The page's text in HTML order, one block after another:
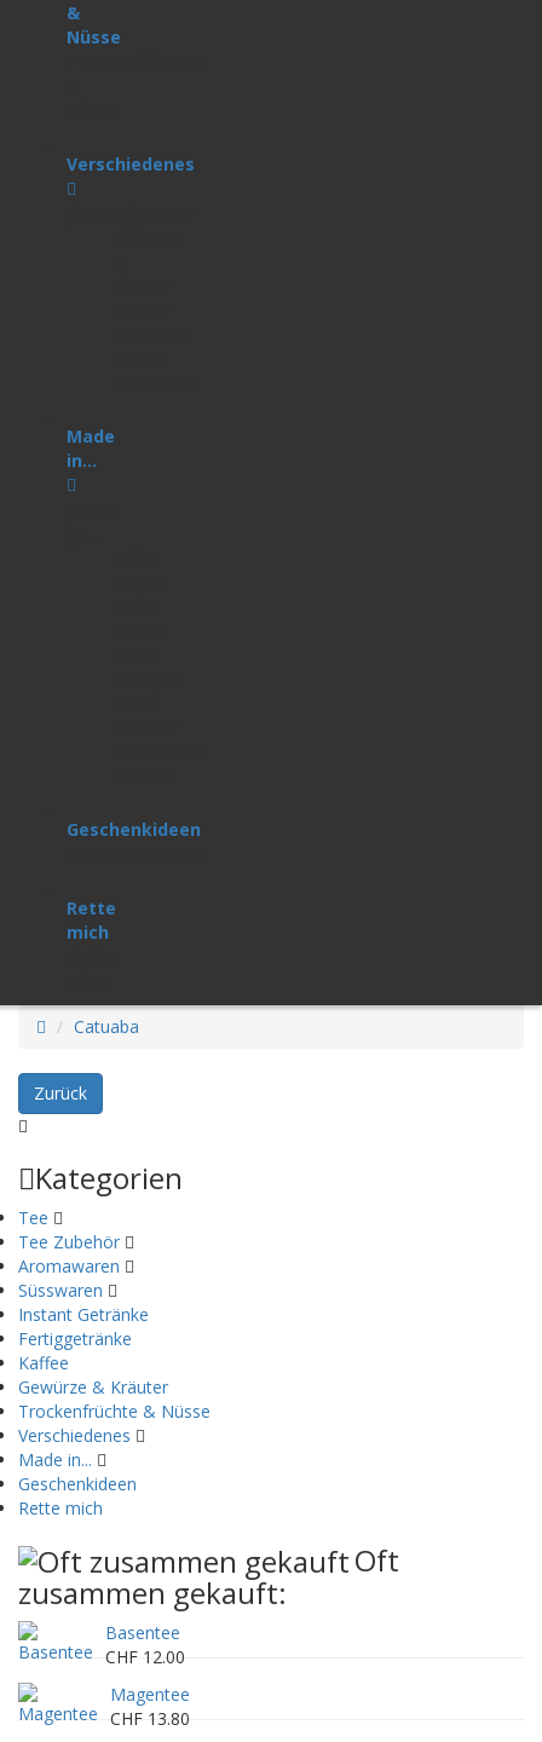
&
Nüsse
Verschiedenes
Made
in...
Geschenkideen
Rette
mich
Catuaba
Zurück
Kategorien
Tee
Tee Zubehör
Aromawaren
Süsswaren
Instant Getränke
Fertiggetränke
Kaffee
Gewürze & Kräuter
Trockenfrüchte & Nüsse
Verschiedenes
Made in...
Geschenkideen
Rette mich
Oft
zusammen gekauft:
Basentee
CHF 12.00
Magentee
CHF 13.80